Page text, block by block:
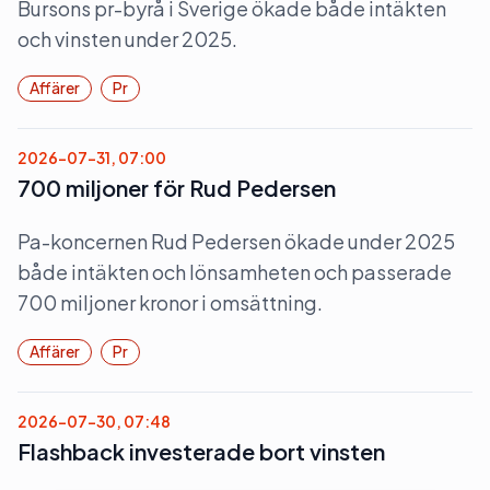
Bursons pr-byrå i Sverige ökade både intäkten
och vinsten under 2025.
Affärer Pr
2026-07-31, 07:00
700 miljoner för Rud Pedersen
Pa-koncernen Rud Pedersen ökade under 2025
både intäkten och lönsamheten och passerade
700 miljoner kronor i omsättning.
Affärer Pr
2026-07-30, 07:48
Flashback investerade bort vinsten